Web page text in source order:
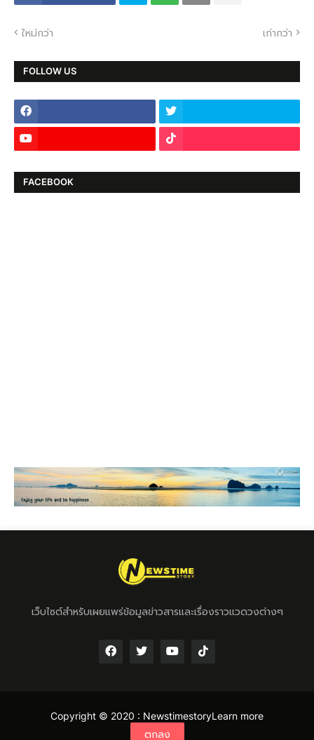
ใหม่กว่า เก่ากว่า
FOLLOW US
FACEBOOK
เว็บไซต์สำหรับเผยแพร่ข้อมูลข่าวสารและเรื่องราวแวดวงต่างๆ
Copyright © 2020 : NewstimestoryLearn more
ตกลง